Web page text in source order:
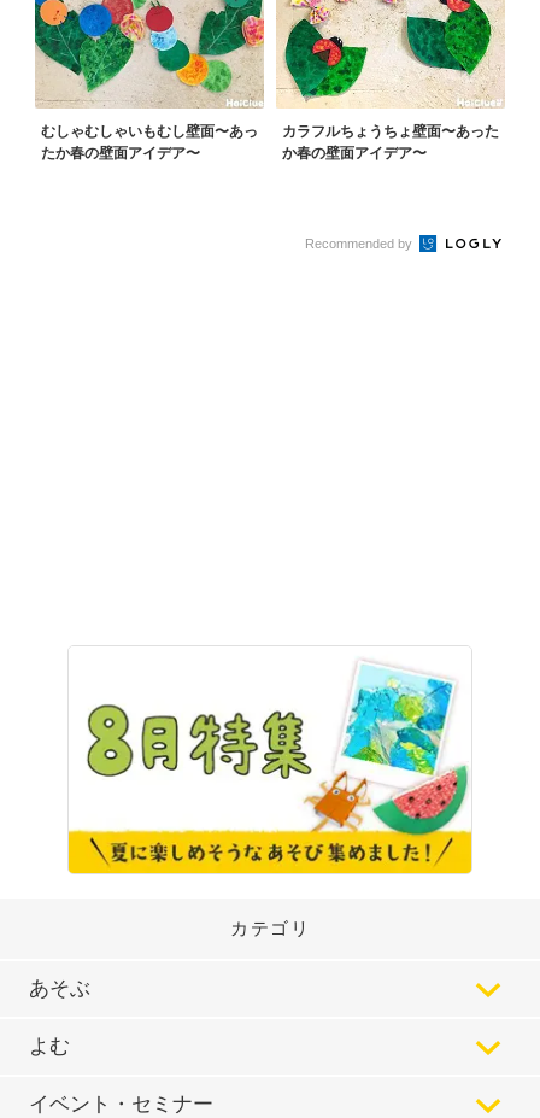
むしゃむしゃいもむし壁面〜あっ
たか春の壁面アイデア〜
カラフルちょうちょ壁面〜あった
か春の壁面アイデア〜
Recommended by
カテゴリ
あそぶ
よむ
イベント・セミナー